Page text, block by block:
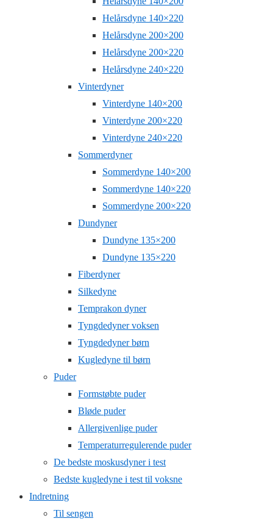
Helårsdyne 140×220
Helårsdyne 200×200
Helårsdyne 200×220
Helårsdyne 240×220
Vinterdyner
Vinterdyne 140×200
Vinterdyne 200×220
Vinterdyne 240×220
Sommerdyner
Sommerdyne 140×200
Sommerdyne 140×220
Sommerdyne 200×220
Dundyner
Dundyne 135×200
Dundyne 135×220
Fiberdyner
Silkedyne
Temprakon dyner
Tyngdedyner voksen
Tyngdedyner børn
Kugledyne til børn
Puder
Formstøbte puder
Bløde puder
Allergivenlige puder
Temperaturregulerende puder
De bedste moskusdyner i test
Bedste kugledyne i test til voksne
Indretning
Til sengen